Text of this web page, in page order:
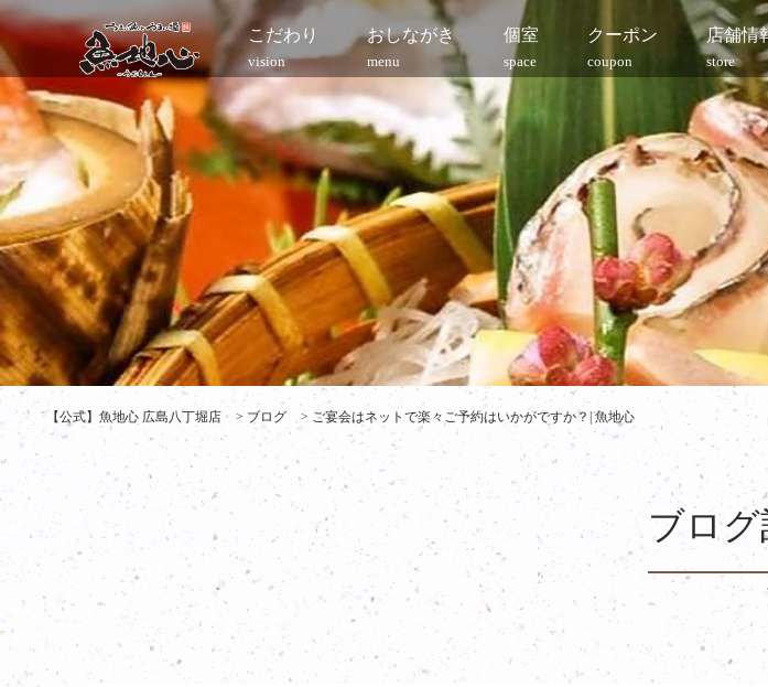
こだわり
vision
おしながき
menu
個室
space
クーポン
coupon
店舗情
store
【公式】魚地心 広島八丁堀店 > ブログ > ご宴会はネットで楽々ご予約はいかがですか？| 魚地心
ブロ